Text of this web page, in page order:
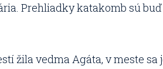
Prehliadky katakomb sú
žila vedma Agáta, v meste sa